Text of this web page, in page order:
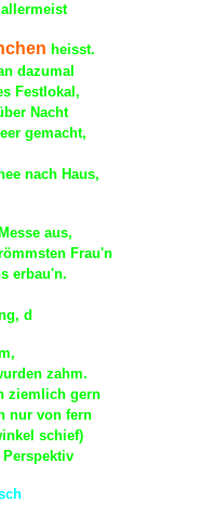
heisst.
dazumal
Festlokal,
Nacht
gemacht,
nach Haus,
aus,
Frau'n
erbau'n.
d
zahm.
ziemlich gern
nur von fern
schief)
Perspektiv